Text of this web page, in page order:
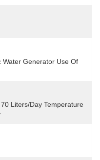
Water Generator Use Of
Liters/day Temperature